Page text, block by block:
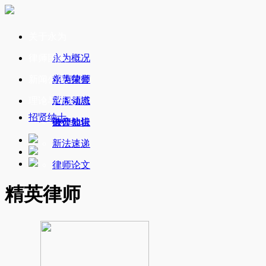
永为概况
永为荣誉
业务领域
办公地址
律师团队
精英律师
新闻公告
新闻动态
破产公告
理论与研究
法律知识
新法速递
律师论文
招贤纳士
精英律师